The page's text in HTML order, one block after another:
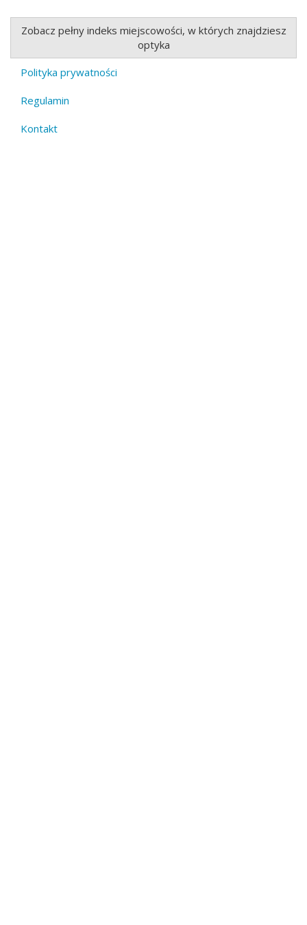
Zobacz pełny indeks miejscowości, w których znajdziesz
optyka
Footer
menu
Polityka prywatności
Regulamin
Kontakt